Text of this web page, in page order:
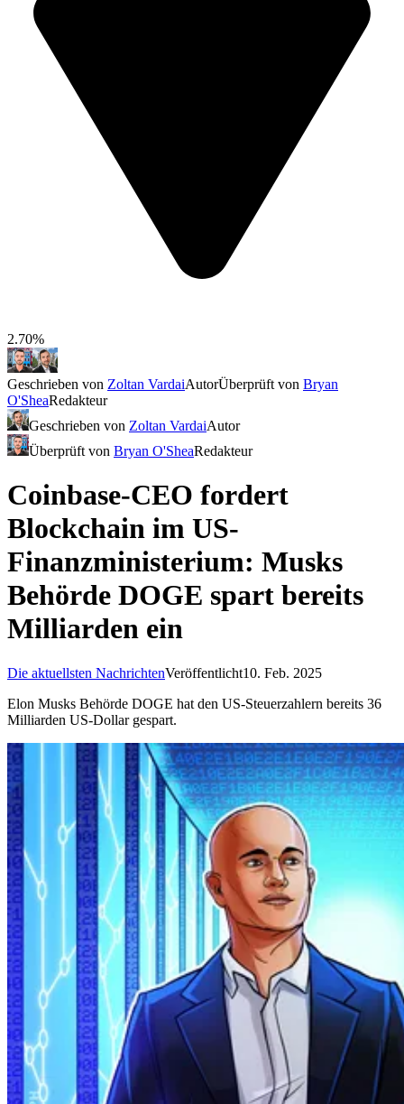
2.70%
Geschrieben von Zoltan VardaiAutorÜberprüft von Bryan
O'SheaRedakteur
Geschrieben von Zoltan VardaiAutor
Überprüft von Bryan O'SheaRedakteur
Coinbase-CEO fordert
Blockchain im US-
Finanzministerium: Musks
Behörde DOGE spart bereits
Milliarden ein
Die aktuellsten NachrichtenVeröffentlicht10. Feb. 2025
Elon Musks Behörde DOGE hat den US-Steuerzahlern bereits 36
Milliarden US-Dollar gespart.